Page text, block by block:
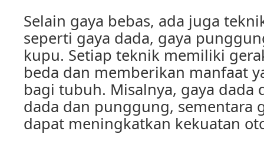
Selain gaya bebas, ada juga
seperti gaya dada, gaya
kupu. Setiap teknik memiliki
beda dan memberikan manfaat
bagi tubuh. Misalnya, gaya dada
dada dan punggung, sementara
dapat meningkatkan kekuatan